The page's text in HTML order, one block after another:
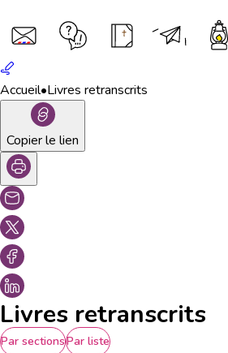
Accueil•Livres retranscrits
Copier le lien
Livres retranscrits
Par sectionsPar liste